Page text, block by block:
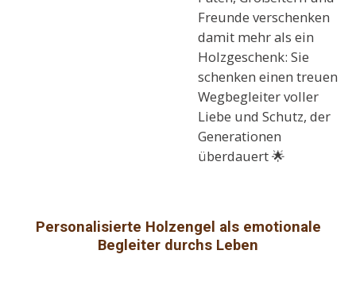
Freunde verschenken
damit mehr als ein
Holzgeschenk: Sie
schenken einen treuen
Wegbegleiter voller
Liebe und Schutz, der
Generationen
überdauert 🌟
Personalisierte Holzengel als emotionale
Begleiter durchs Leben